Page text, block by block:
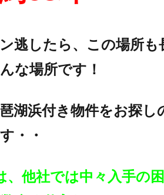
逃したら、この場所
な場所です！
湖浜付き物件をお探
・・
、他社では中々入手の